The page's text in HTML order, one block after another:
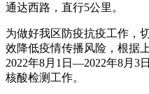
通达西路，直行5公里。
为做好我区防疫抗疫工作，
效降低疫情传播风险，根据
2022年8月1日—2022年8月3
核酸检测工作。